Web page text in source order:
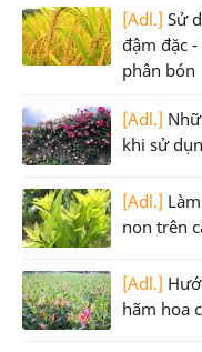
[Adl.] Sử
đậm đặc
phân bón
[Adl.]
khi sử
[Adl.]
non trên
[Adl.]
hãm hoa